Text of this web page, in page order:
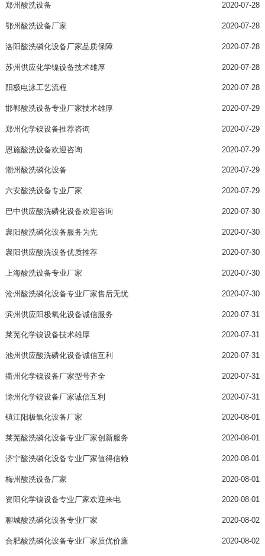
郑州酸洗设备 2020-07-28
鄂州酸洗设备厂家 2020-07-28
洛阳酸洗磷化设备厂家品质保障 2020-07-28
苏州供应化学镍设备技术雄厚 2020-07-28
阳极电泳工艺流程 2020-07-28
邯郸酸洗设备专业厂家技术雄厚 2020-07-29
郑州化学镍设备推荐咨询 2020-07-29
恩施酸洗设备欢迎咨询 2020-07-29
潮州酸洗磷化设备 2020-07-29
六安酸洗设备专业厂家 2020-07-29
巴中供应酸洗磷化设备欢迎咨询 2020-07-30
襄阳酸洗磷化设备服务为先 2020-07-30
襄阳供应酸洗设备优质推荐 2020-07-30
上海酸洗设备专业厂家 2020-07-30
沧州酸洗磷化设备专业厂家售后无忧 2020-07-30
滨州供应阳极氧化设备诚信服务 2020-07-31
莱芜化学镍设备技术雄厚 2020-07-31
池州供应酸洗磷化设备诚信互利 2020-07-31
衢州化学镍设备厂家型号齐全 2020-07-31
滁州化学镍设备厂家诚信互利 2020-07-31
镇江阳极氧化设备厂家 2020-08-01
莱芜酸洗磷化设备专业厂家创新服务 2020-08-01
济宁酸洗磷化设备专业厂家值得信赖 2020-08-01
梅州酸洗设备厂家 2020-08-01
资阳化学镍设备专业厂家欢迎来电 2020-08-01
聊城酸洗磷化设备专业厂家 2020-08-02
合肥酸洗磷化设备专业厂家质优价廉 2020-08-02